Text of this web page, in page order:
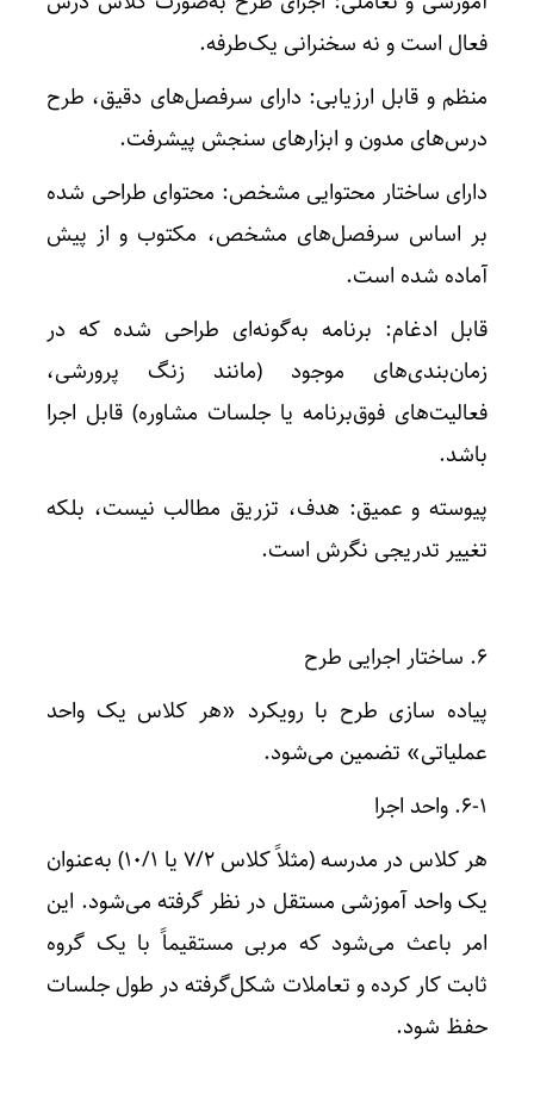
فعال است و نه سخنرانی یک‌طرفه.
منظم و قابل ارزیابی: دارای سرفصل‌های دقیق، طرح
درس‌های مدون و ابزارهای سنجش پیشرفت.
دارای ساختار محتوایی مشخص: محتوای طراحی شده
بر اساس سرفصل‌های مشخص، مکتوب و از پیش
آماده شده است.
قابل ادغام: برنامه به‌گونه‌ای طراحی شده که در
زمان‌بندی‌های موجود (مانند زنگ پرورشی،
فعالیت‌های فوق‌برنامه یا جلسات مشاوره) قابل اجرا
باشد.
پیوسته و عمیق: هدف، تزریق مطالب نیست، بلکه
تغییر تدریجی نگرش است.
۶. ساختار اجرایی طرح
پیاده‌ سازی طرح با رویکرد «هر کلاس یک واحد
عملیاتی» تضمین می‌شود.
۶-۱. واحد اجرا
هر کلاس در مدرسه (مثلاً کلاس ۷/۲ یا ۱۰/۱) به‌عنوان
یک واحد آموزشی مستقل در نظر گرفته می‌شود. این
امر باعث می‌شود که مربی مستقیماً با یک گروه
ثابت کار کرده و تعاملات شکل‌گرفته در طول جلسات
حفظ شود.